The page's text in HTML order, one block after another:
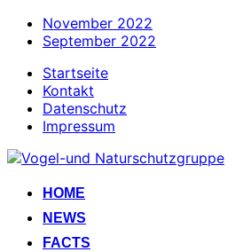
November 2022
September 2022
Startseite
Kontakt
Datenschutz
Impressum
Zum
springenHOME
NEWS
FACTS